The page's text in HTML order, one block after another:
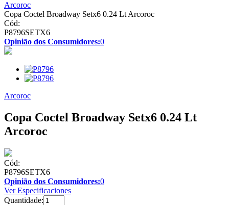
Arcoroc
Copa Coctel Broadway Setx6 0.24 Lt Arcoroc
Cód:
P8796SETX6
Opinião dos Consumidores:0
Arcoroc
Copa Coctel Broadway Setx6 0.24 Lt
Arcoroc
Cód:
P8796SETX6
Opinião dos Consumidores:0
Ver Especificaciones
Quantidade: